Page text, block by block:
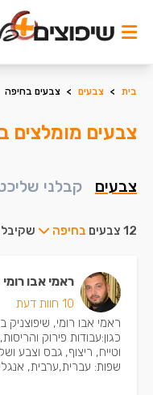
בית > צבעים > צבעים בחיפה
צבעים מומלצים
צבעים קבלני
12 צבעים בחיפה
ראמי אבו רומי
10 חוות דעת
ראמי אבו רומי, שיפוצניק
כגון:עבודות פירוק
וטייח, ריצוף, גבס וצבע
שפות: עברית,ערבית,